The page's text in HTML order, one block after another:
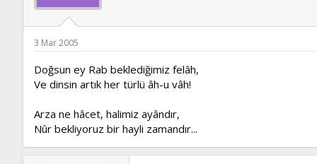
a
a
a
n
h
i
3 Mar 2005
Doğsun ey Rab beklediğimiz felâh,
Ve dinsin artık her türlü âh-u vâh!
Arza ne hâcet, halimiz ayândır,
Nûr bekliyoruz bir hayli zamandır...